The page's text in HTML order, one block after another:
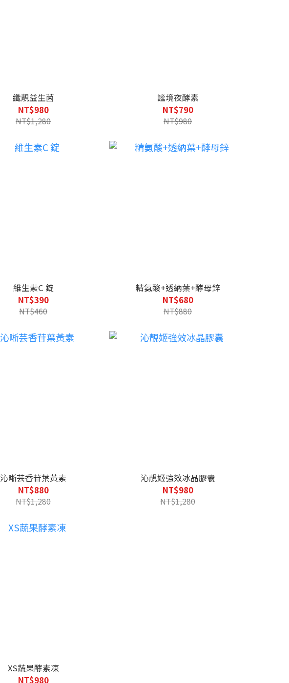
纖靚益生菌
NT$980
NT$1,280
謐境夜酵素
NT$790
NT$980
維生素C 錠
NT$390
NT$460
精氨酸+透納葉+酵母鋅
NT$680
NT$880
沁晰芸香苷葉黃素
NT$880
NT$1,280
沁靚姬強效冰晶膠囊
NT$980
NT$1,280
XS蔬果酵素凍
NT$980